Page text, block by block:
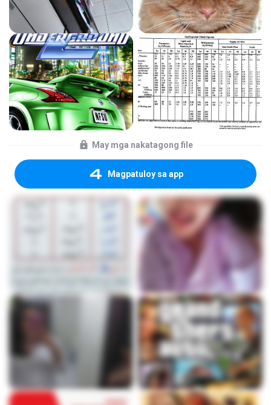
May mga nakatagong file
Magpatuloy sa app